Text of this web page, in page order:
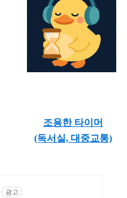
조용한 타이머
(독서실, 대중교통)
광고